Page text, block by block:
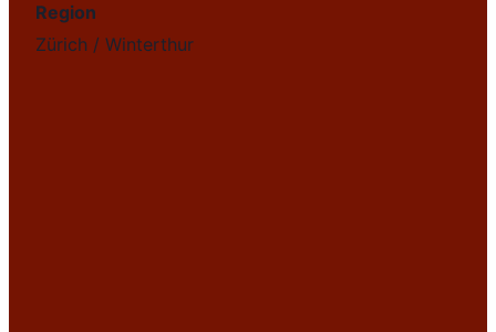
Region
Zürich / Winterthur